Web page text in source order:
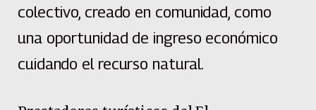
colectivo, creado en comunidad, como
una oportunidad de ingreso económico
cuidando el recurso natural.